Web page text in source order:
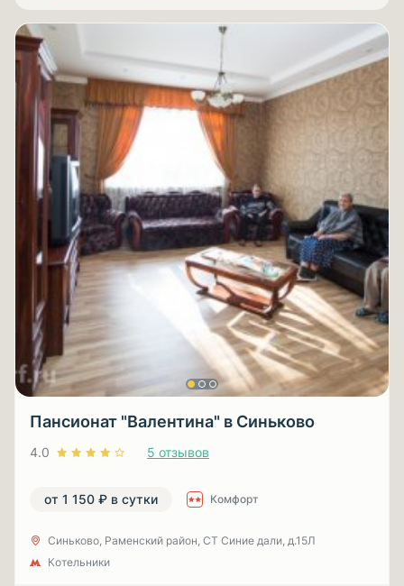
Пансионат "Валентина" в Синьково
4.0 5 отзывов
от 1 150 ₽ в сутки Комфорт
Синьково, Раменский район, СТ Синие дали, д.15Л
Котельники